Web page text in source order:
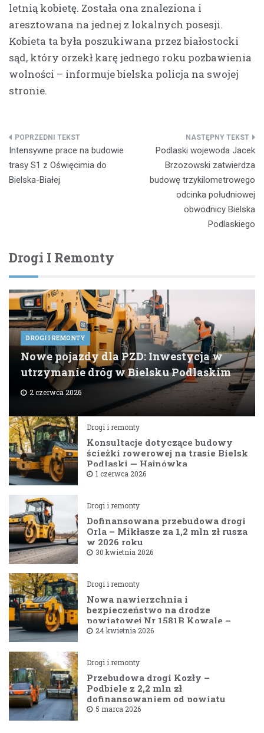
letnią kobietę. Została ona znaleziona i
aresztowana na jednej z lokalnych posesji.
Kobieta ta była poszukiwana przez białostocki
sąd, który orzekł karę jednego roku pozbawienia
wolności – informuje bielska policja na swojej
stronie.
Nawigacja
wpisu
Intensywne prace na budowie
trasy S1 z Oświęcimia do
Bielska-Białej
Podlaski wojewoda Jacek
Brzozowski zatwierdza
budowę trzykilometrowego
odcinka południowej
obwodnicy Bielska
Podlaskiego
Drogi I Remonty
DROGI I REMONTY
Nowe pojazdy dla PZD: Inwestycja w
utrzymanie dróg w Bielsku Podlaskim
2 czerwca 2026
Drogi i remonty
Konsultacje dotyczące budowy
ścieżki rowerowej na trasie Bielsk
Podlaski — Hajnówka
1 czerwca 2026
Drogi i remonty
Dofinansowana przebudowa drogi
Orla – Mikłasze za 1,2 mln zł rusza
w 2026 roku
30 kwietnia 2026
Drogi i remonty
Nowa nawierzchnia i
bezpieczeństwo na drodze
powiatowej Nr 1581B Kowale –
Filipy
24 kwietnia 2026
Drogi i remonty
Przebudowa drogi Kozły –
Podbiele z 2,2 mln zł
dofinansowaniem od powiatu
bielskiego
5 marca 2026